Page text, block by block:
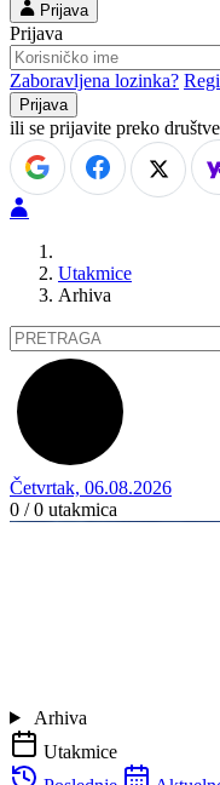
Prijava
Prijava
Zaboravljena lozinka?
ili se prijavite preko
Utakmice
Arhiva
Četvrtak, 06.08.2026
0 / 0 utakmica
Arhiva
Utakmice